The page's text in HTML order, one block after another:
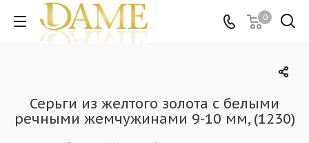
0
Серьги из желтого золота с белыми
речными жемчужинами 9-10 мм, (1230)